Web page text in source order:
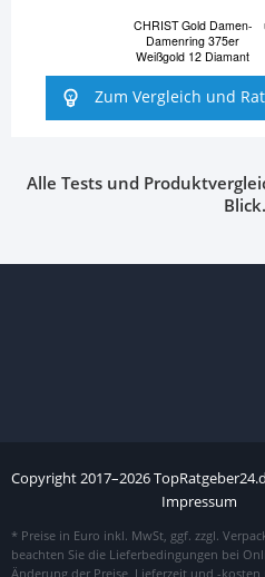
CHRIST Gold Damen-
Damenring 375er
Weißgold 12 Diamant
Zum Vergleich und
Alle Tests und
Copyright2017–2026
Impressum